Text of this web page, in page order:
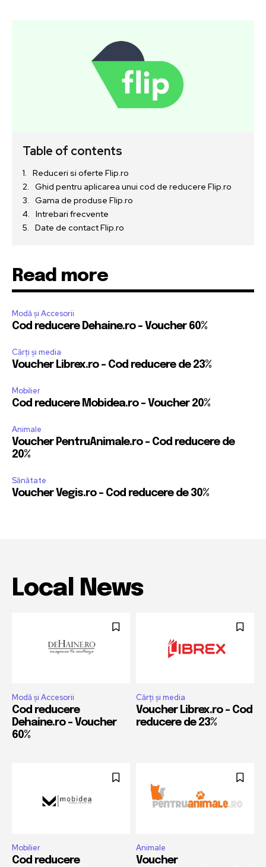
Table of contents
Reduceri si oferte Flip.ro
Ghid pentru aplicarea unui cod de reducere Flip.ro
Gama de produse Flip.ro
Intrebari frecvente
Date de contact Flip.ro
Read more
Modă și Accesorii
Cod reducere Dehaine.ro – Voucher 60%
Cărți și media
Voucher Librex.ro – Cod reducere de 23%
Mobilier
Cod reducere Mobidea.ro – Voucher 20%
Animale
Voucher PentruAnimale.ro – Cod reducere de
20%
Sănătate
Voucher Vegis.ro – Cod reducere de 30%
Local News
Modă și Accesorii
Cod reducere
Dehaine.ro – Voucher
60%
Cărți și media
Voucher Librex.ro – Cod
reducere de 23%
Mobilier
Cod reducere
Animale
Voucher